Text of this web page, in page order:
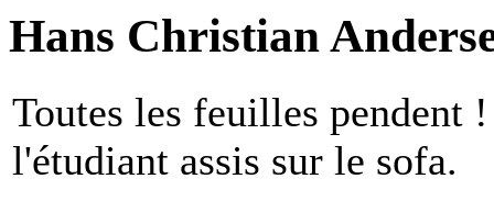
Hans Christian
Toutes les feuilles pendent
l'étudiant assis sur le sofa.